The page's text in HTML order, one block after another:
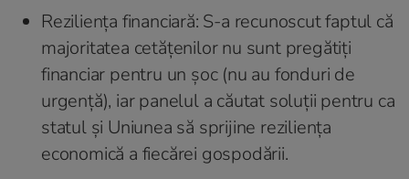
Reziliența financiară: S-a recunoscut faptul că
majoritatea cetățenilor nu sunt pregătiți
financiar pentru un șoc (nu au fonduri de
urgență), iar panelul a căutat soluții pentru ca
statul și Uniunea să sprijine reziliența
economică a fiecărei gospodării.